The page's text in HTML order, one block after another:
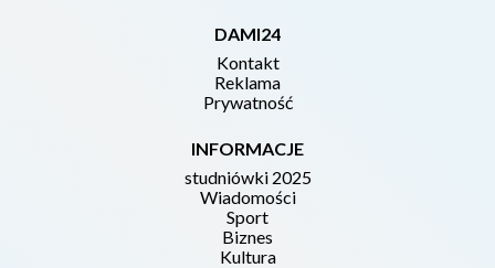
DAMI24
Kontakt
Reklama
Prywatność
INFORMACJE
studniówki 2025
Wiadomości
Sport
Biznes
Kultura